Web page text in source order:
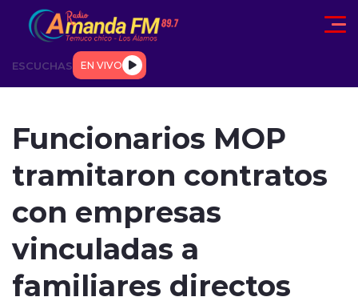
Click acá para ir directamente al contenido
ESCUCHAS EN VIVO
TENDENCIAS DEPORTES
modo claro
Funcionarios MOP
tramitaron contratos
con empresas
vinculadas a
familiares directos